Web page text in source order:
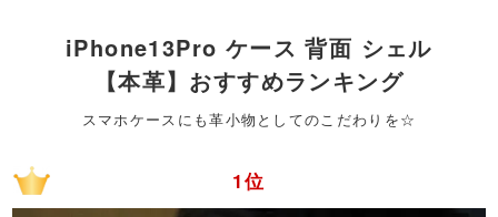
iPhone13Pro ケース 背面 シェル
【本革】おすすめランキング
スマホケースにも革小物としてのこだわりを☆
1位